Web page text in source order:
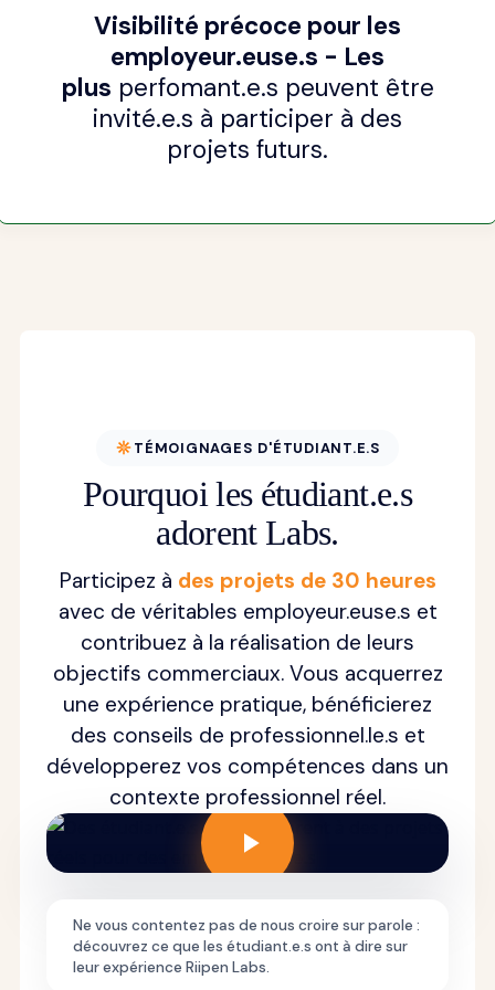
Visibilité précoce pour les
employeur.euse.s - Les
plus perfomant.e.s peuvent être
invité.e.s à participer à des
projets futurs.
TÉMOIGNAGES D'ÉTUDIANT.E.S
Pourquoi les étudiant.e.s
adorent Labs.
Participez à des projets de 30 heures
avec de véritables employeur.euse.s et
contribuez à la réalisation de leurs
objectifs commerciaux. Vous acquerrez
une expérience pratique, bénéficierez
des conseils de professionnel.le.s et
développerez vos compétences dans un
contexte professionnel réel.
Ne vous contentez pas de nous croire sur parole :
découvrez ce que les étudiant.e.s ont à dire sur
leur expérience Riipen Labs.